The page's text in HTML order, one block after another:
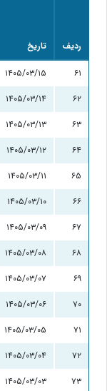
ردیف تاریخ
۶۱
۱۴۰۵/۰۳/۱۵
۶۲
۱۴۰۵/۰۳/۱۴
۶۳
۱۴۰۵/۰۳/۱۳
۶۴
۱۴۰۵/۰۳/۱۲
۶۵
۱۴۰۵/۰۳/۱۱
۶۶
۱۴۰۵/۰۳/۱۰
۶۷
۱۴۰۵/۰۳/۰۹
۶۸
۱۴۰۵/۰۳/۰۸
۶۹
۱۴۰۵/۰۳/۰۷
۷۰
۱۴۰۵/۰۳/۰۶
۷۱
۱۴۰۵/۰۳/۰۵
۷۲
۱۴۰۵/۰۳/۰۴
۷۳
۱۴۰۵/۰۳/۰۳